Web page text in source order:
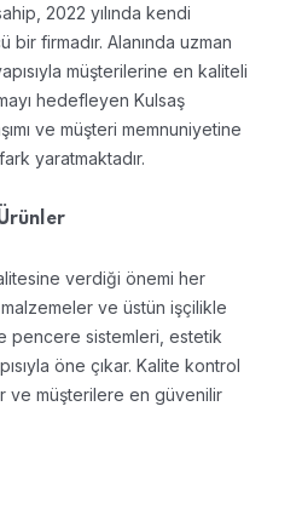
2022 yılında kendi
firmadır. Alanında uzman
müşterilerine en kaliteli
hedefleyen Kulsaş
ve müşteri memnuniyetine
yaratmaktadır.
verdiği önemi her
ve üstün işçilikle
pencere sistemleri, estetik
öne çıkar. Kalite kontrol
ve müşterilere en güvenilir